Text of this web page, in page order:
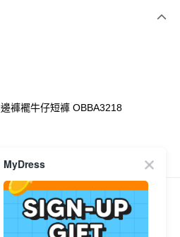
或以上免運費
褲襬牛仔短褲 OBBA3218
商品推薦
MyDress